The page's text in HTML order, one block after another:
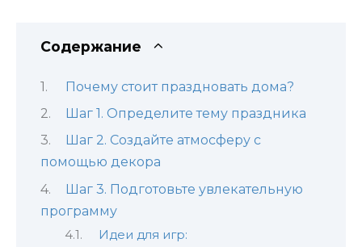
Содержание
Почему стоит праздновать дома?
Шаг 1. Определите тему праздника
Шаг 2. Создайте атмосферу с
помощью декора
Шаг 3. Подготовьте увлекательную
программу
Идеи для игр: